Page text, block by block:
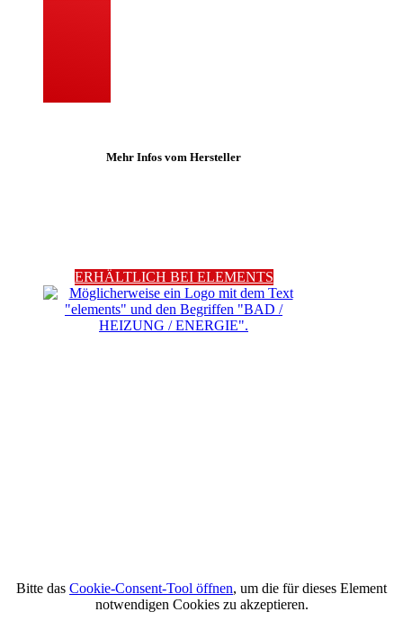
Mehr Infos vom Hersteller
ERHÄLTLICH BEI ELEMENTS
Bitte das Cookie-Consent-Tool öffnen, um die für dieses Element
notwendigen Cookies zu akzeptieren.